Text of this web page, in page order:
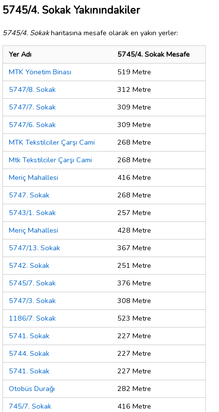
5745/4. Sokak Yakınındakiler
5745/4. Sokakharitasına mesafe olarak en yakın yerler:
Yer Adı
5745/4. Sokak Mesafe
MTK Yönetim Binası
519 Metre
5747/8. Sokak
312 Metre
5747/7. Sokak
309 Metre
5747/6. Sokak
309 Metre
MTK Tekstilciler Çarşı Cami
268 Metre
Mtk Tekstilciler Çarşı Cami
268 Metre
Meriç Mahallesi
416 Metre
5747. Sokak
268 Metre
5743/1. Sokak
257 Metre
Meriç Mahallesi
428 Metre
5747/13. Sokak
367 Metre
5742. Sokak
251 Metre
5745/7. Sokak
376 Metre
5747/3. Sokak
308 Metre
1186/7. Sokak
523 Metre
5741. Sokak
227 Metre
5744. Sokak
227 Metre
5741. Sokak
227 Metre
Otobüs Durağı
282 Metre
745/7. Sokak
416 Metre